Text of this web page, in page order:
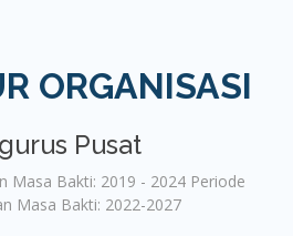
ORGANISASI
Pusat
Masa Bakti: 2019 - 2024 Periode
Masa Bakti: 2022-2027